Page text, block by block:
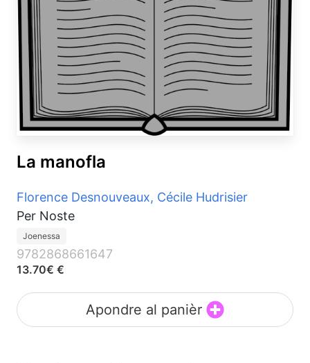
La manofla
Florence Desnouveaux, Cécile Hudrisier
Per Noste
Joenessa
9782868661647
13.70€ €
Apondre al panièr